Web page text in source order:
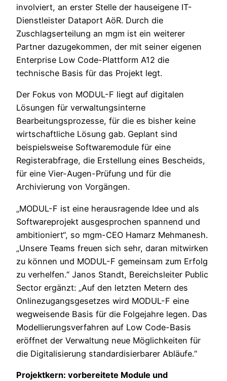
involviert, an erster Stelle der hauseigene IT-
Dienstleister Dataport AöR. Durch die
Zuschlagserteilung an mgm ist ein weiterer
Partner dazugekommen, der mit seiner eigenen
Enterprise Low Code-Plattform A12 die
technische Basis für das Projekt legt.
Der Fokus von MODUL-F liegt auf digitalen
Lösungen für verwaltungsinterne
Bearbeitungsprozesse, für die es bisher keine
wirtschaftliche Lösung gab. Geplant sind
beispielsweise Softwaremodule für eine
Registerabfrage, die Erstellung eines Bescheids,
für eine Vier-Augen-Prüfung und für die
Archivierung von Vorgängen.
„MODUL-F ist eine herausragende Idee und als
Softwareprojekt ausgesprochen spannend und
ambitioniert“, so mgm-CEO Hamarz Mehmanesh.
„Unsere Teams freuen sich sehr, daran mitwirken
zu können und MODUL-F gemeinsam zum Erfolg
zu verhelfen.“ Janos Standt, Bereichsleiter Public
Sector ergänzt: „Auf den letzten Metern des
Onlinezugangsgesetzes wird MODUL-F eine
wegweisende Basis für die Folgejahre legen. Das
Modellierungsverfahren auf Low Code-Basis
eröffnet der Verwaltung neue Möglichkeiten für
die Digitalisierung standardisierbarer Abläufe.“
Projektkern: vorbereitete Module und